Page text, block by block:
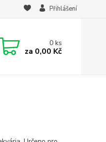
Přihlášení
0ks
za 0,00 Kč